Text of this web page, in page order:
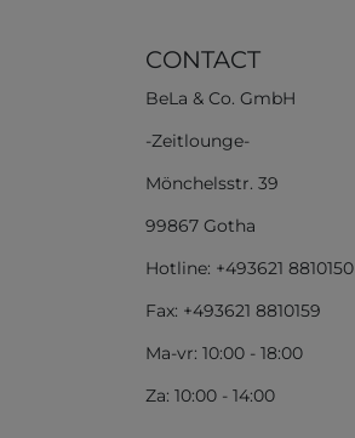
CONTACT
BeLa & Co. GmbH
-Zeitlounge-
Mönchelsstr. 39
99867 Gotha
Hotline: +493621 8810150
Fax: +493621 8810159
Ma-vr: 10:00 - 18:00
Za: 10:00 - 14:00